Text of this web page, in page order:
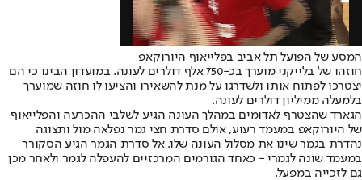
המסע של הפועל תל אביב בפלייאוף היורוקאפ
חוזהו של בלייקני מוערך בכ-750 אלף דולרים לעונה. במועדון הבינו כי הם
יצטרכו לפתוח אותו ולשדרגו על מנת להשאירו והציעו לו חוזה שמוערך
בלמעלה ממיליון דולרים לעונה.
הגארד שהצטרף לאדומים במהלך העונה הגיע לשלבי ההכרעה והפלייאוף
של היורוקאפ במעמד רעוע, אולם סדרת חצי גמר נפלאה מול ותצוגה
נהדרת בגמר שינו את מסלול העונה שלו. אל סדרת הגמר הגיע הסקורר
במעמד שונה לגמרי - כאחד הגורמים המרכזיים להעפלה לגמר ולאחר מכן
גם לזכייה במפעל.